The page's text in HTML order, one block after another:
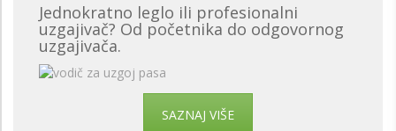
Jednokratno leglo ili profesionalni
uzgajivač? Od početnika do odgovornog
uzgajivača.
SAZNAJ VIŠE